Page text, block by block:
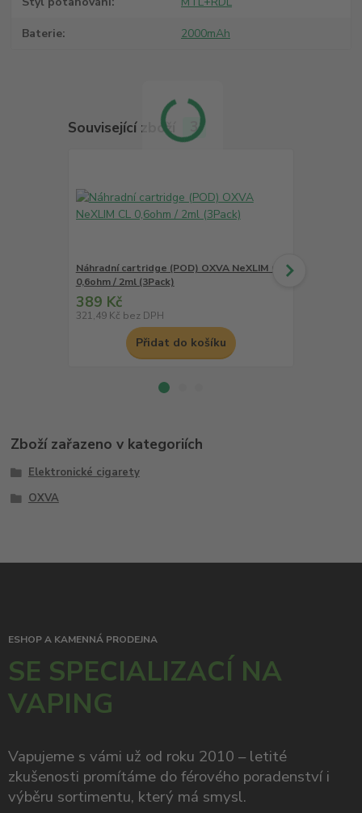
Baterie 2000mAh
Související zboží 3
Náhradní cartridge (POD) OXVA NeXLIM CL
0,6ohm / 2ml (3Pack)
389 Kč
321,49 Kč bez DPH
Přidat do košíku
Zboží zařazeno v kategoriích
Elektronické cigarety
OXVA
ESHOP A KAMENNÁ PRODEJNA
SE SPECIALIZACÍ NA
VAPING
Vapujeme s vámi už od roku 2010 – letité
zkušenosti promítáme do férového poradenství i
výběru sortimentu, který má smysl.